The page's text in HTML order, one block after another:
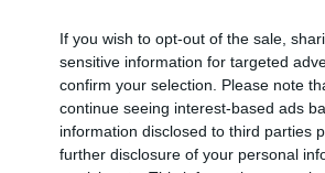
If you wish to opt-out of the sale,
sensitive information for targeted
confirm your selection. Please note
continue seeing interest-based ads
information disclosed to third parties
further disclosure of your personal
gyalogosok ,közlekedés,Lime rollerek,
változnak a szemétszállítás